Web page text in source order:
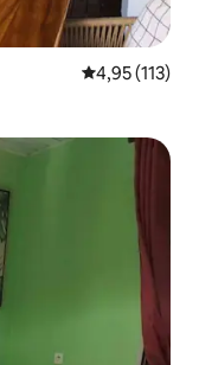
4,95 av 5 i
4,95 (113)